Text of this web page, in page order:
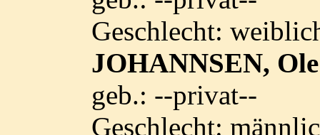
Geschlecht:
JOHANNSEN,
geb.: --privat--
Geschlecht: